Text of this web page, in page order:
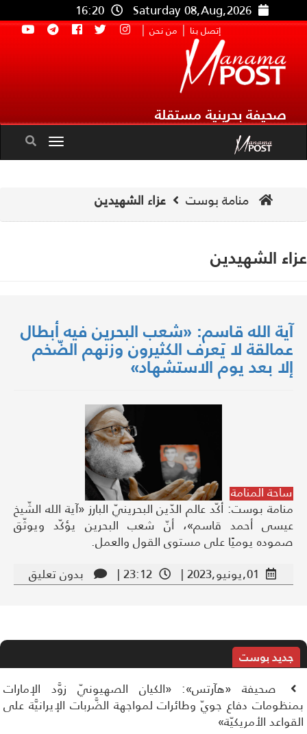
Saturday 08,Aug,2026
16:20
إتصل بنا | من نحن |
صحيفة بحرينية مستقلة
Toggle
navigation
منامة بوست عزاء الشهيدين
الشهيدين
آية الله قاسم: «شعب البحرين فيه أبطال
عمالقة لا يَعرف الكثيرون وزنهم الضّخم
إلا بعد يوم الاستشهاد»
ساحة المنامة
منامة بوست: أكّد عالم الدّين البحرينيّ البارز «آية الله الشّيخ
عيسى أحمد قاسم»، أنّ شعب البحرين يؤكّد ويوثّق
صموده يوميًا على مستوى القول والعمل.
01,يونيو,2023 |
23:12 | بدون تعليق
جديد بوست
صحيفة «هآرتس»: «الكيان الصهيونيّ زوَّد الإمارات
دفاع جويّ وطائرات لمواجهة الضَّربات الإيرانيَّة على
الأمريكيّة»